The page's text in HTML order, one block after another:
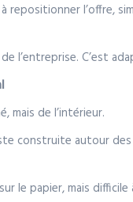
l’offre,
l’entreprise. C’est
mais de l’intérieur.
construite autour
le papier, mais difficile